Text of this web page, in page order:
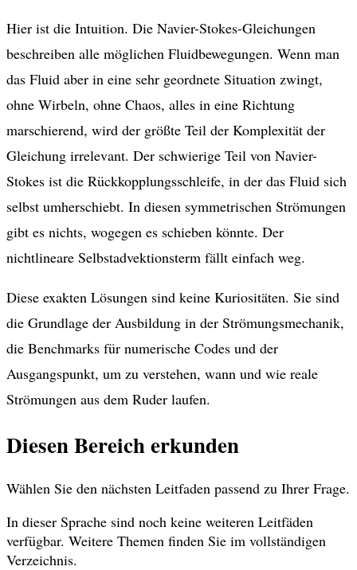
Hier ist die Intuition. Die Navier-Stokes-Gleichungen
beschreiben alle möglichen Fluidbewegungen. Wenn man
das Fluid aber in eine sehr geordnete Situation zwingt,
ohne Wirbeln, ohne Chaos, alles in eine Richtung
marschierend, wird der größte Teil der Komplexität der
Gleichung irrelevant. Der schwierige Teil von Navier-
Stokes ist die Rückkopplungsschleife, in der das Fluid sich
selbst umherschiebt. In diesen symmetrischen Strömungen
gibt es nichts, wogegen es schieben könnte. Der
nichtlineare Selbstadvektionsterm fällt einfach weg.
Diese exakten Lösungen sind keine Kuriositäten. Sie sind
die Grundlage der Ausbildung in der Strömungsmechanik,
die Benchmarks für numerische Codes und der
Ausgangspunkt, um zu verstehen, wann und wie reale
Strömungen aus dem Ruder laufen.
Diesen Bereich erkunden
Wählen Sie den nächsten Leitfaden passend zu Ihrer Frage.
In dieser Sprache sind noch keine weiteren Leitfäden
verfügbar. Weitere Themen finden Sie im vollständigen
Verzeichnis.